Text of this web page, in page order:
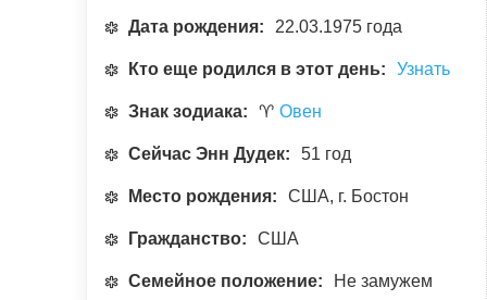
Дата рождения: 22.03.1975 года
Кто еще родился в этот день: Узнать
Знак зодиака: ♈ Овен
Сейчас Энн Дудек: 51 год
Место рождения: США, г. Бостон
Гражданство: США
Семейное положение: Не замужем